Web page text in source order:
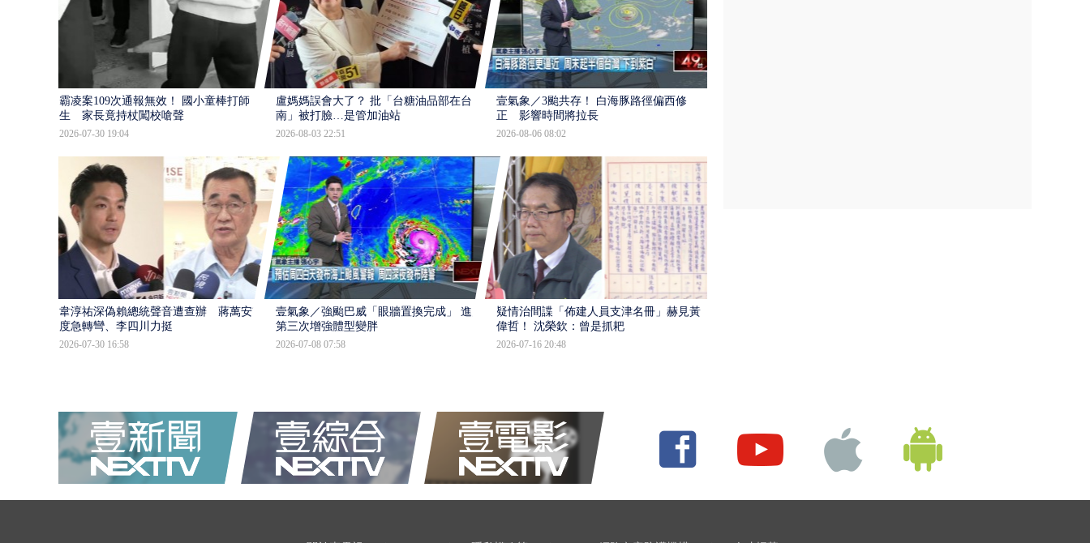
霸凌案109次通報無效！ 國小童棒打師
生 家長竟持杖闖校嗆聲
2026-07-30 19:04
盧媽媽誤會大了？ 批「台糖油品部在台
南」被打臉…是管加油站
2026-08-03 22:51
壹氣象／3颱共存！ 白海豚路徑偏西修
正 影響時間將拉長
2026-08-06 08:02
韋淳祐深偽賴總統聲音遭查辦 蔣萬安態
度急轉彎、李四川力挺
2026-07-30 16:58
壹氣象／強颱巴威「眼牆置換完成」 進入
第三次增強體型變胖
2026-07-08 07:58
疑情治間諜「佈建人員支津名冊」赫見黃
偉哲！ 沈榮欽：曾是抓耙
2026-07-16 20:48